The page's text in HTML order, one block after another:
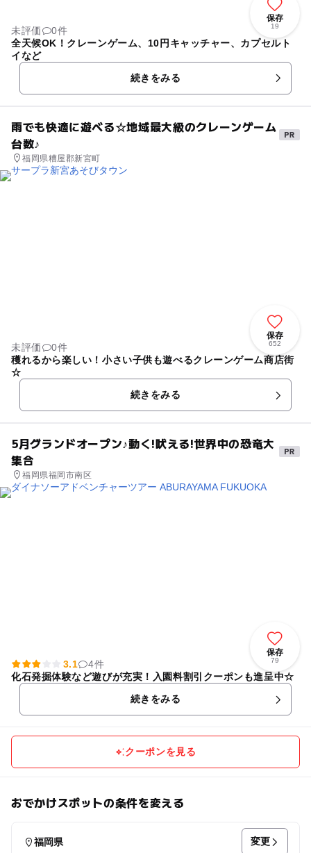
保存
19
未評価
0件
全天候OK！クレーンゲーム、10円キャッチャー、カプセルト
イなど
続きをみる
雨でも快適に遊べる☆地域最大級のクレーンゲーム
台数♪
福岡県糟屋郡新宮町
保存
652
未評価
0件
穫れるから楽しい！小さい子供も遊べるクレーンゲーム商店街
☆
続きをみる
5月グランドオープン♪動く!吠える!世界中の恐竜大
集合
福岡県福岡市南区
保存
79
3.1
4件
化石発掘体験など遊びが充実！入園料割引クーポンも進呈中☆
続きをみる
クーポンを見る
おでかけスポットの条件を変える
福岡県 変更